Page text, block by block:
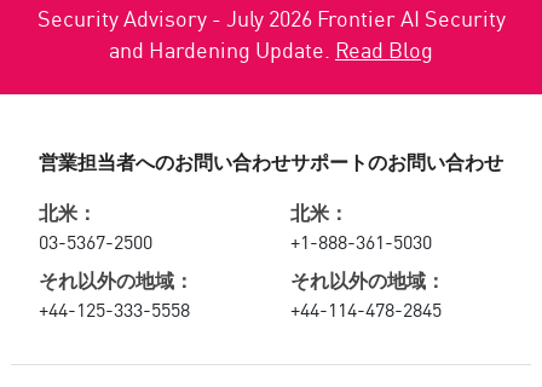
Security Advisory - July 2026 Frontier AI Security
and Hardening Update. Read Blog
営業担当者へのお問い合わせ
北米：
03-5367-2500
それ以外の地域：
+44-125-333-5558
サポートのお問い合わせ
北米：
+1-888-361-5030
それ以外の地域：
+44-114-478-2845